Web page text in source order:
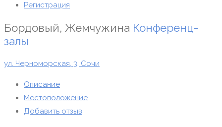
Регистрация
Бордовый, Жемчужина Конференц-
залы
ул. Черноморская, 3, Сочи
Описание
Местоположение
Добавить отзыв